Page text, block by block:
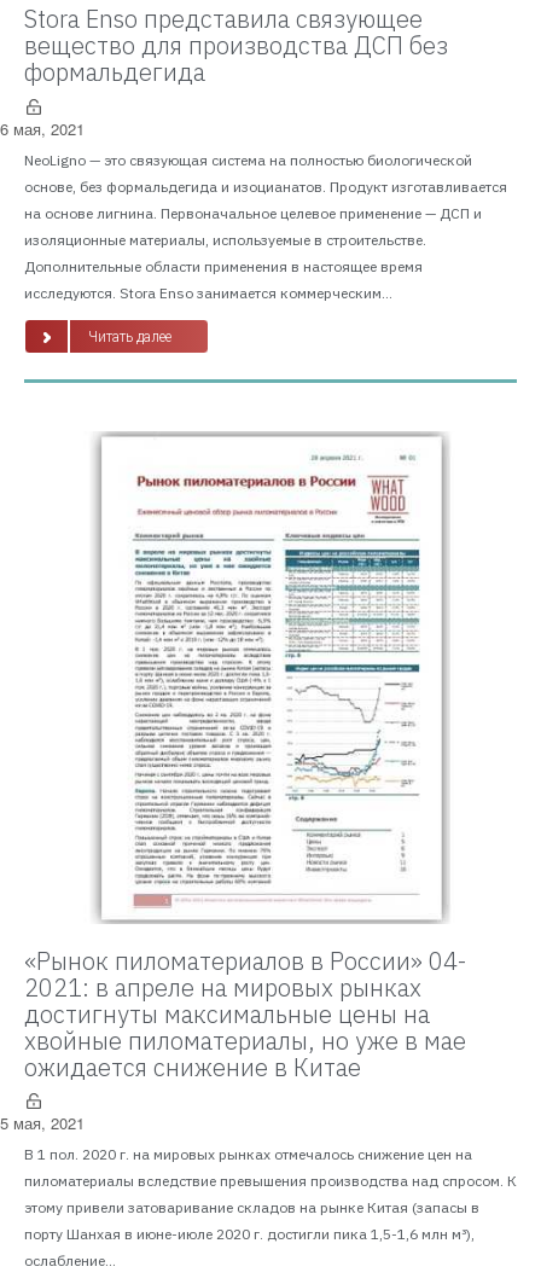
Stora Enso представила связующее
вещество для производства ДСП без
формальдегида
6 мая, 2021
NeoLigno — это связующая система на полностью биологической
основе, без формальдегида и изоцианатов. Продукт изготавливается
на основе лигнина. Первоначальное целевое применение — ДСП и
изоляционные материалы, используемые в строительстве.
Дополнительные области применения в настоящее время
исследуются. Stora Enso занимается коммерческим...
Читать далее
«Рынок пиломатериалов в России» 04-
2021: в апреле на мировых рынках
достигнуты максимальные цены на
хвойные пиломатериалы, но уже в мае
ожидается снижение в Китае
5 мая, 2021
В 1 пол. 2020 г. на мировых рынках отмечалось снижение цен на
пиломатериалы вследствие превышения производства над спросом. К
этому привели затоваривание складов на рынке Китая (запасы в
порту Шанхая в июне-июле 2020 г. достигли пика 1,5-1,6 млн м³),
ослабление...